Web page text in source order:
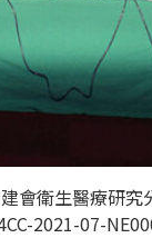
會衛生醫療研究
2021-07-